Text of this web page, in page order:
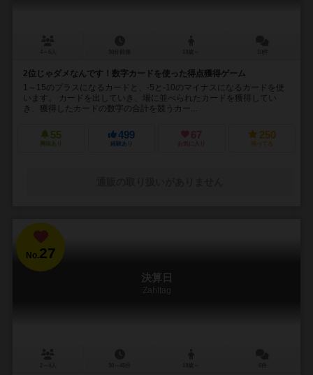
2位じゃダメなんです！数字カードを使った得点獲得ゲーム
1～15のプラスになるカードと、-5と-10のマイナスになるカードを使
います。 カードを出していき、場に並べられたカードを獲得してい
き、獲得したカードの数字の合計を競うカー...
55
興味あり
499
経験あり
67
お気に入り
250
持ってる
No.27
決算日
Zahltag